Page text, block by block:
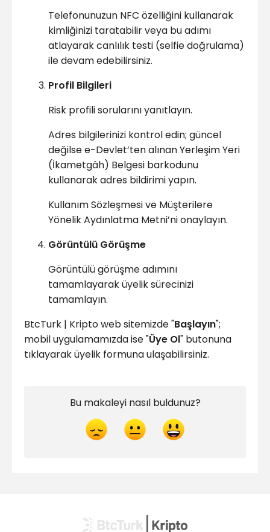
Telefonunuzun NFC özelliğini kullanarak
kimliğinizi taratabilir veya bu adımı
atlayarak canlılık testi (selfie doğrulama)
ile devam edebilirsiniz.
Profil Bilgileri
Risk profili sorularını yanıtlayın.
Adres bilgilerinizi kontrol edin; güncel
değilse e-Devlet’ten alınan Yerleşim Yeri
(İkametgâh) Belgesi barkodunu
kullanarak adres bildirimi yapın.
Kullanım Sözleşmesi ve Müşterilere
Yönelik Aydınlatma Metni’ni onaylayın.
Görüntülü Görüşme
Görüntülü görüşme adımını
tamamlayarak üyelik sürecinizi
tamamlayın.
BtcTurk | Kripto web sitemizde "Başlayın";
mobil uygulamamızda ise "Üye Ol" butonuna
tıklayarak üyelik formuna ulaşabilirsiniz.
Bu makaleyi nasıl buldunuz?